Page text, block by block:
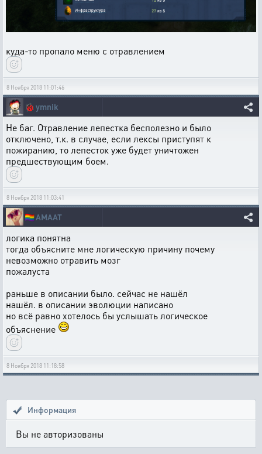
куда-то пропало меню с отравлением
8 Ноября 2018 11:01:46
🐞 ymnik
Не баг. Отравление лепестка бесполезно и было
отключено, т.к. в случае, если лексы приступят к
пожиранию, то лепесток уже будет уничтожен
предшествующим боем.
8 Ноября 2018 11:03:41
🏳️‍🌈AMAAT
логика понятна
тогда объясните мне логическую причину почему
невозможно отравить мозг
пожалуста
раньше в описании было. сейчас не нашёл
нашёл. в описании эволюции написано
но всё равно хотелось бы услышать логическое
объяснение
8 Ноября 2018 11:18:58
Информация
Вы не авторизованы